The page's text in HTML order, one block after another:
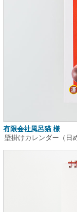
有限会社風呂猫 様
壁掛けカレンダー（日